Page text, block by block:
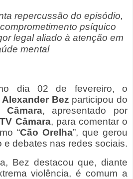
repercussão do episódio,
psíquico
legal aliado à atenção em
mental
dia 02 de fevereiro, o
Alexander Bez participou do
Câmara, apresentado por
TV Câmara, para comentar o
“Cão Orelha”, que gerou
e debates nas redes sociais.
Bez destacou que, diante
violência, é comum a